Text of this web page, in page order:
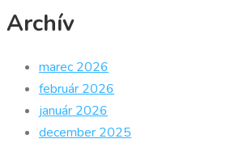
Archív
marec 2026
február 2026
január 2026
december 2025